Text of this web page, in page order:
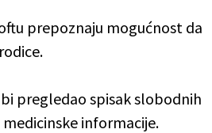
prepoznaju mogućnost da
pregledao spisak slobodnih
informacije.